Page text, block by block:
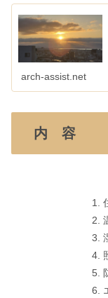
arch-assist.net
内 容